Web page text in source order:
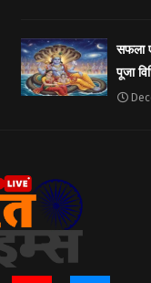
सफला
पूजा